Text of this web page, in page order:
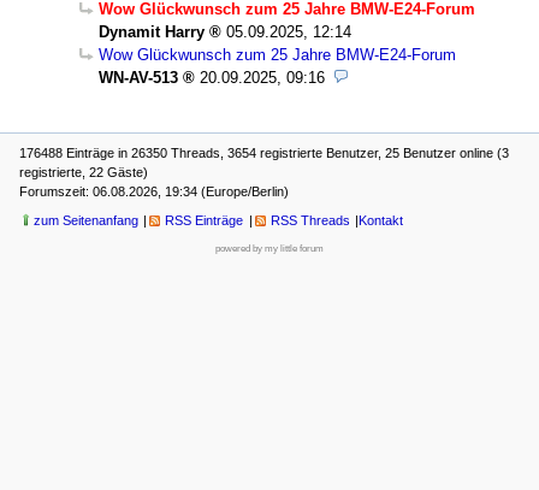
Wow Glückwunsch zum 25 Jahre BMW-E24-Forum
Dynamit Harry
05.09.2025, 12:14
Wow Glückwunsch zum 25 Jahre BMW-E24-Forum
WN-AV-513
20.09.2025, 09:16
176488 Einträge in 26350 Threads, 3654 registrierte Benutzer, 25 Benutzer online (3
registrierte, 22 Gäste)
Forumszeit: 06.08.2026, 19:34 (Europe/Berlin)
zum Seitenanfang RSS Einträge RSS Threads Kontakt
powered by my little forum